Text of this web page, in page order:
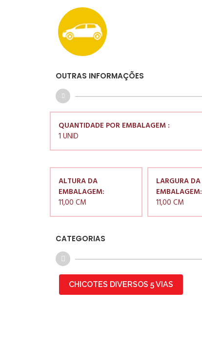
OUTRAS INFORMAÇÕES
QUANTIDADE POR EMBALAGEM :
1 UNID
ALTURA DA
EMBALAGEM:
11,00 CM
LARGURA DA
EMBALAGEM:
11,00 CM
CATEGORIAS
CHICOTES DIVERSOS 5 VIAS